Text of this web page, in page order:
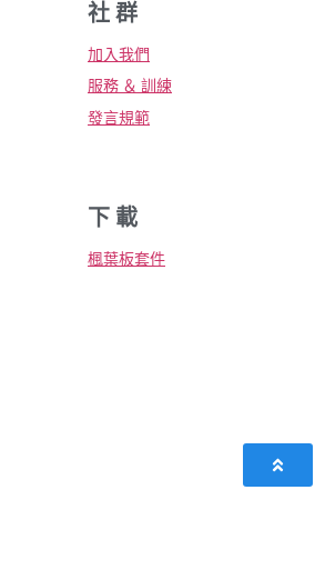
社 群
加入我們
服務 ＆ 訓練
發言規範
下 載
楓葉板套件